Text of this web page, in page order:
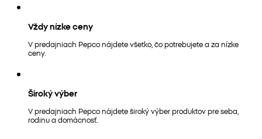
Vždy nízke ceny
V predajniach Pepco nájdete všetko, čo potrebujete a za nízke
ceny.
Široký výber
V predajniach Pepco nájdete široký výber produktov pre seba,
rodinu a domácnosť.